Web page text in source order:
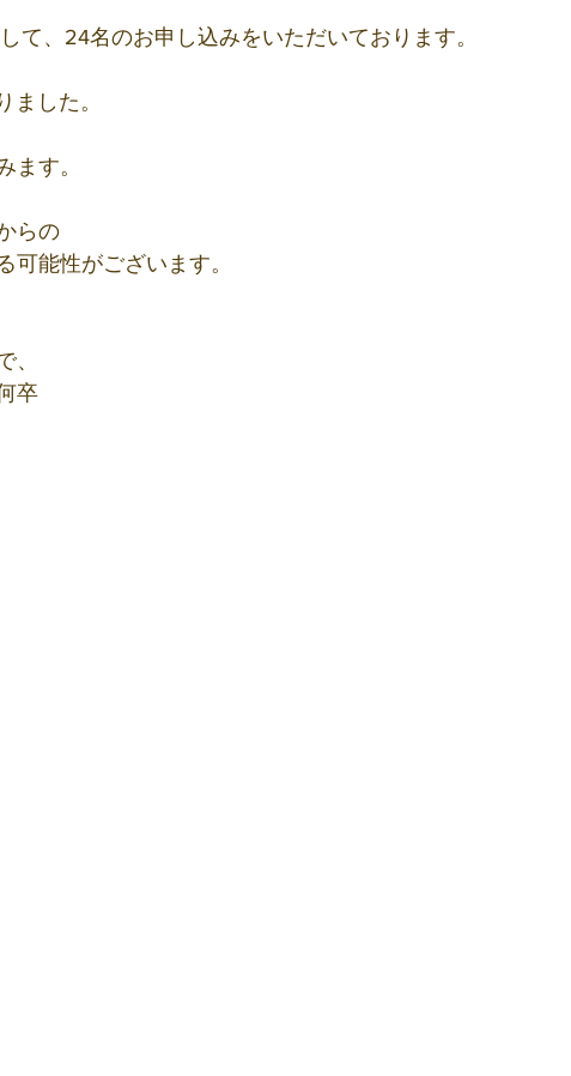
て、24名のお申し込みをいただいております。
ました。
ます。
らの
可能性がございます。
、
卒